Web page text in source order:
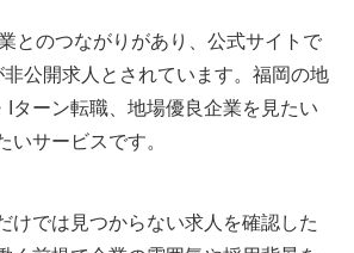
とのつながりがあり、公式サイトで
非公開求人とされています。福岡の地
Iターン転職、地場優良企業を見たい
いサービスです。
けでは見つからない求人を確認した